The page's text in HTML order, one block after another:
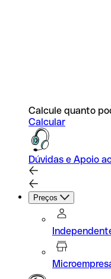
Calcule quanto
Calcular
Dúvidas e Apoio
Preços